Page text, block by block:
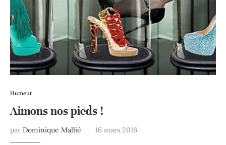
Humeur
Aimons nos pieds !
par Dominique Mallié 16 mars 2016